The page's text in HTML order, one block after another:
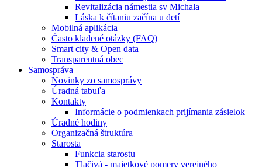
Revitalizácia námestia sv Michala
Láska k čítaniu začína u detí
Mobilná aplikácia
Často kladené otázky (FAQ)
Smart city & Open data
Transparentná obec
Samospráva
Novinky zo samosprávy
Úradná tabuľa
Kontakty
Informácie o podmienkach prijímania zásielok
Úradné hodiny
Organizačná štruktúra
Starosta
Funkcia starostu
Tlačivá - majetkové pomery verejného